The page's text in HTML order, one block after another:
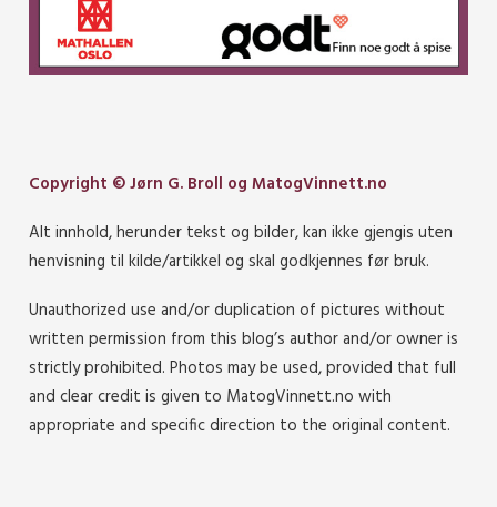
Copyright © Jørn G. Broll og MatogVinnett.no
Alt innhold, herunder tekst og bilder, kan ikke gjengis uten
henvisning til kilde/artikkel og skal godkjennes før bruk.
Unauthorized use and/or duplication of pictures without
written permission from this blog’s author and/or owner is
strictly prohibited. Photos may be used, provided that full
and clear credit is given to MatogVinnett.no with
appropriate and specific direction to the original content.